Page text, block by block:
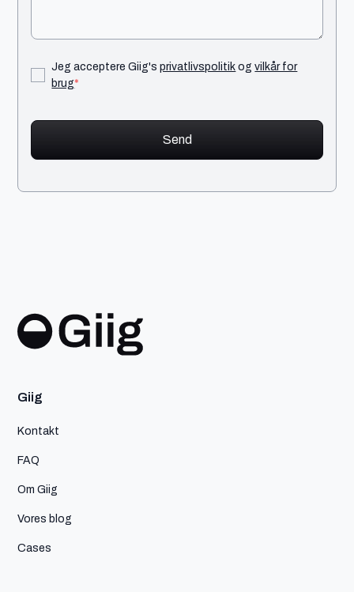
Jeg acceptere Giig'sprivatlivspolitikogvilkår for
brug*
Giig
Kontakt
FAQ
Om Giig
Vores blog
Cases